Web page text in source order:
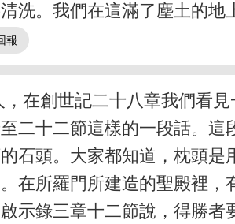
洗。我們在這滿了塵土的
在創世記二十八章我們看
二十二節這樣的一段話。
石頭。大家都知道，枕頭
在所羅門所建造的聖殿裡
示錄三章十二節說，得勝